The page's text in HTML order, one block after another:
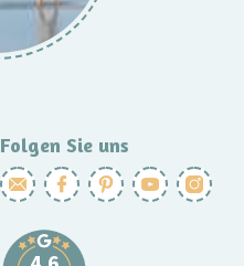
Folgen Sie uns